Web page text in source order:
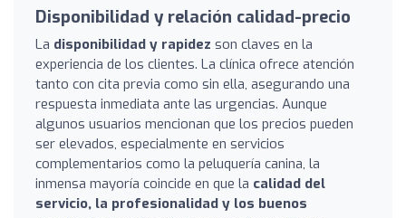
Disponibilidad y relación calidad-precio
La disponibilidad y rapidez son claves en la
experiencia de los clientes. La clínica ofrece atención
tanto con cita previa como sin ella, asegurando una
respuesta inmediata ante las urgencias. Aunque
algunos usuarios mencionan que los precios pueden
ser elevados, especialmente en servicios
complementarios como la peluquería canina, la
inmensa mayoría coincide en que la calidad del
servicio, la profesionalidad y los buenos